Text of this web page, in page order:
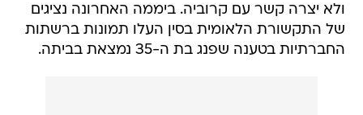
ולא יצרה קשר עם קרוביה. ביממה האחרונה נציגים
של התקשורת הלאומית בסין העלו תמונות ברשתות
החברתיות בטענה שפנג בת ה-35 נמצאת בביתה.